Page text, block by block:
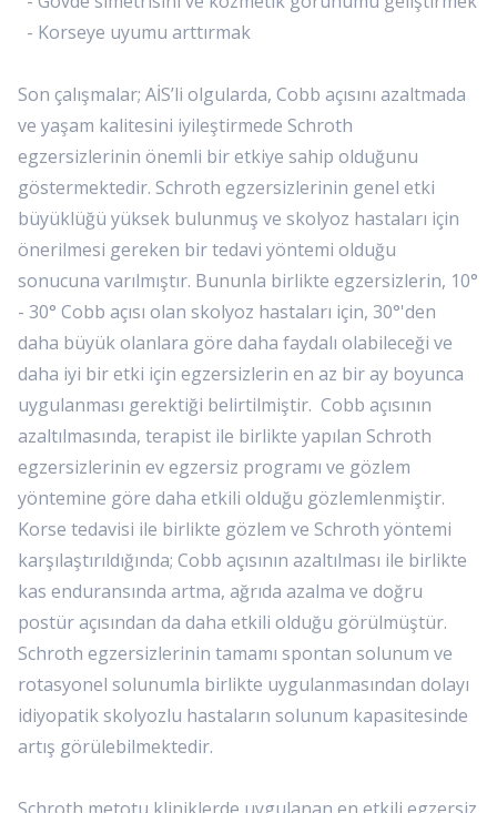
- Korseye uyumu arttırmak
Son çalışmalar; AİS’li olgularda, Cobb açısını azaltmada
ve yaşam kalitesini iyileştirmede Schroth
egzersizlerinin önemli bir etkiye sahip olduğunu
göstermektedir. Schroth egzersizlerinin genel etki
büyüklüğü yüksek bulunmuş ve skolyoz hastaları için
önerilmesi gereken bir tedavi yöntemi olduğu
sonucuna varılmıştır. Bununla birlikte egzersizlerin, 10°
- 30° Cobb açısı olan skolyoz hastaları için, 30°'den
daha büyük olanlara göre daha faydalı olabileceği ve
daha iyi bir etki için egzersizlerin en az bir ay boyunca
uygulanması gerektiği belirtilmiştir. Cobb açısının
azaltılmasında, terapist ile birlikte yapılan Schroth
egzersizlerinin ev egzersiz programı ve gözlem
yöntemine göre daha etkili olduğu gözlemlenmiştir.
Korse tedavisi ile birlikte gözlem ve Schroth yöntemi
karşılaştırıldığında; Cobb açısının azaltılması ile birlikte
kas enduransında artma, ağrıda azalma ve doğru
postür açısından da daha etkili olduğu görülmüştür.
Schroth egzersizlerinin tamamı spontan solunum ve
rotasyonel solunumla birlikte uygulanmasından dolayı
idiyopatik skolyozlu hastaların solunum kapasitesinde
artış görülebilmektedir.